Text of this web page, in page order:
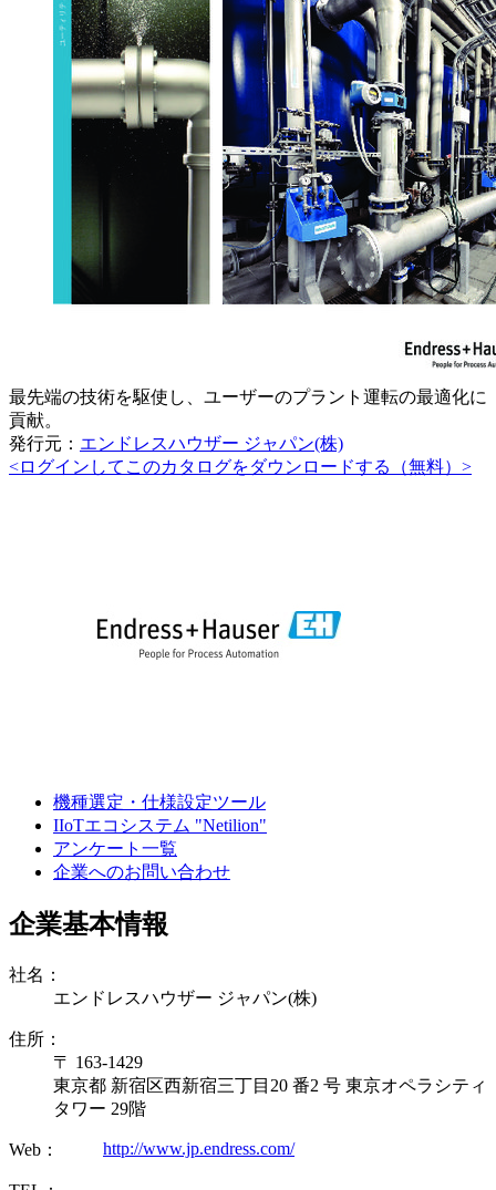
最先端の技術を駆使し、ユーザーのプラント運転の最適化に
貢献。
発行元： エンドレスハウザー ジャパン(株)
<ログインしてこのカタログをダウンロードする（無料）>
機種選定・仕様設定ツール
IIoTエコシステム "Netilion"
アンケート一覧
企業へのお問い合わせ
企業基本情報
社名：
エンドレスハウザー ジャパン(株)
住所：
〒 163-1429
東京都 新宿区西新宿三丁目20 番2 号 東京オペラシティ
タワー 29階
Web： http://www.jp.endress.com/